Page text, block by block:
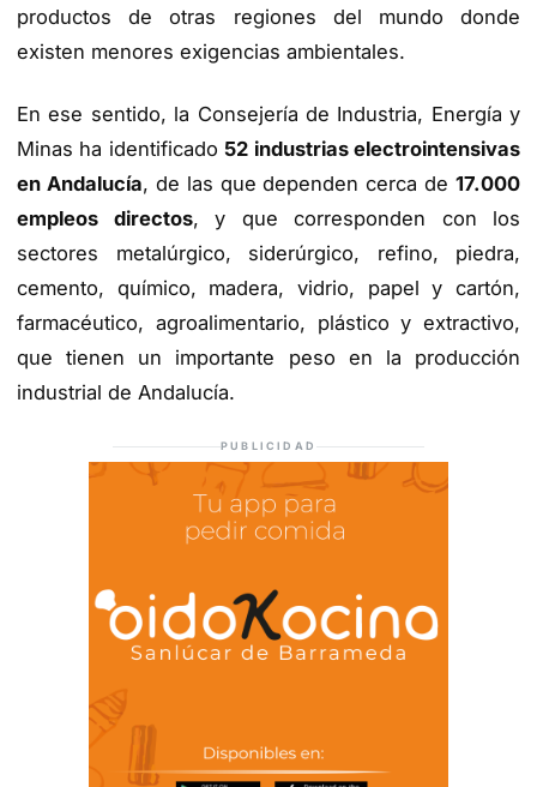
productos de otras regiones del mundo donde
existen menores exigencias ambientales.
En ese sentido, la Consejería de Industria, Energía y
Minas ha identificado 52 industrias electrointensivas
en Andalucía, de las que dependen cerca de 17.000
empleos directos, y que corresponden con los
sectores metalúrgico, siderúrgico, refino, piedra,
cemento, químico, madera, vidrio, papel y cartón,
farmacéutico, agroalimentario, plástico y extractivo,
que tienen un importante peso en la producción
industrial de Andalucía.
PUBLICIDAD